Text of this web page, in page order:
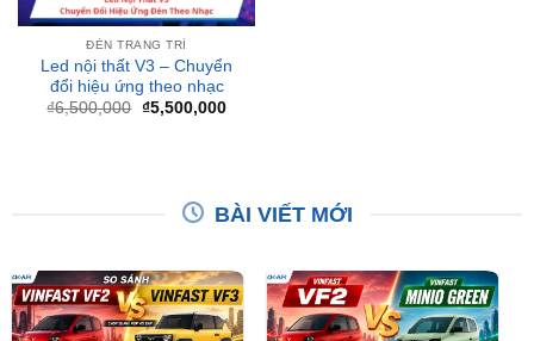
Led nội thất V3 – Chuyển
đổi hiệu ứng theo nhạc
6,500,000 Giá
gốc
là:
₫6,500,000.
₫5,500,000
hiện
tại
₫5,500,000.